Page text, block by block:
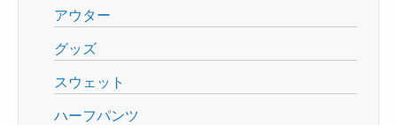
アウター
グッズ
スウェット
ハーフパンツ